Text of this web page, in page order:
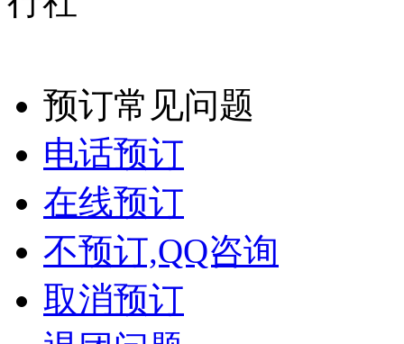
预订常见问题
电话预订
在线预订
不预订,QQ咨询
取消预订